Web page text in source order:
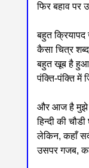
फिर बहाव पर
बहुत क्रियापद
कैसा चित्र
बहुत खूब है हुआ
पंक्ति-पंक्ति में
और आज है मुझे
हिन्दी की
लेकिन, कहाँ
उसपर गजब,